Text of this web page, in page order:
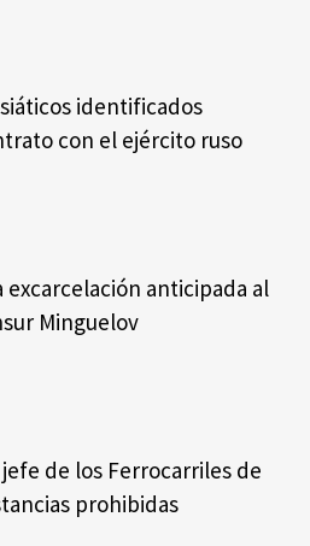
identificados
con el ejército ruso
anticipada al
Minguelov
de los Ferrocarriles de
prohibidas